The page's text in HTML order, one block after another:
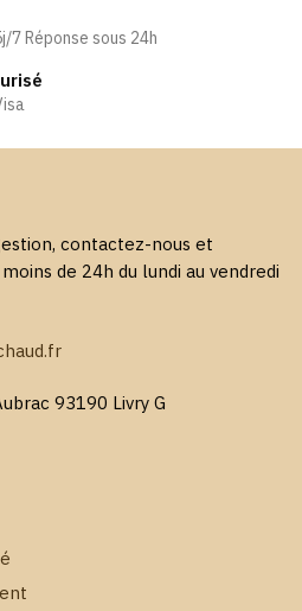
7 Réponse sous 24h
contactez-nous et
de 24h du lundi au vendredi
93190 Livry G